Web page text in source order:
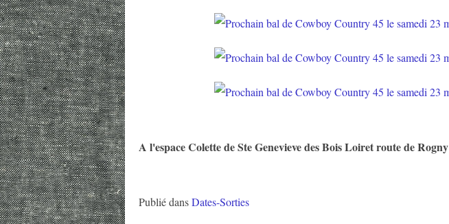
A l'espace Colette de Ste Genevieve des Bois Loiret route de Rogny
Publié dansDates-Sorties